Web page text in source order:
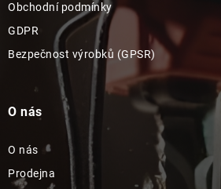
Obchodní podmínky
GDPR
Bezpečnost výrobků (GPSR)
O nás
O nás
Prodejna